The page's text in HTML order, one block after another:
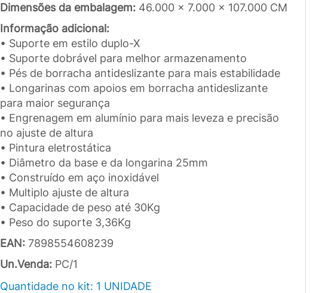
Dimensões da embalagem: 46.000 x 7.000 x 107.000 CM
Informação adicional:
• Suporte em estilo duplo-X
• Suporte dobrável para melhor armazenamento
• Pés de borracha antideslizante para mais estabilidade
• Longarinas com apoios em borracha antideslizante
para maior segurança
• Engrenagem em alumínio para mais leveza e precisão
no ajuste de altura
• Pintura eletrostática
• Diâmetro da base e da longarina 25mm
• Construído em aço inoxidável
• Multiplo ajuste de altura
• Capacidade de peso até 30Kg
• Peso do suporte 3,36Kg
EAN: 7898554608239
Un.Venda: PC/1
Quantidade no kit: 1 UNIDADE